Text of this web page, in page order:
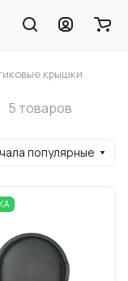
крышки
5 товаров
популярные